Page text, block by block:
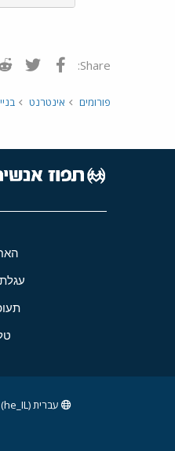
Share: פייסבוק
פורומים אינטרנט
עברית (he_IL)